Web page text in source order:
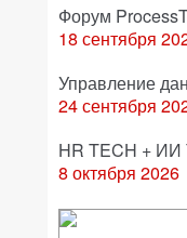
Форум
18 сентября
Управление
24 сентября
HR TECH +
8 октября 2026